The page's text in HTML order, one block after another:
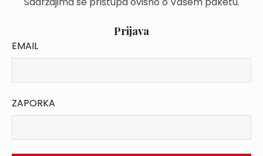
Prijava
EMAIL
ZAPORKA